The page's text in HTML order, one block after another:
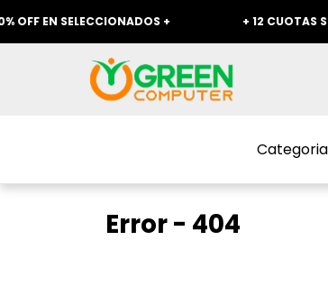
EN SELECCIONADOS + + 12 CUOTAS SIN
Error - 404